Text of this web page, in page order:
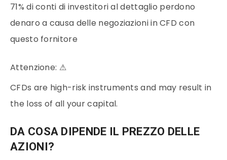
71% di conti di investitori al dettaglio perdono
denaro a causa delle negoziazioni in CFD con
questo fornitore
Attenzione: ⚠
CFDs are high-risk instruments and may result in
the loss of all your capital.
DA COSA DIPENDE IL PREZZO DELLE
AZIONI?